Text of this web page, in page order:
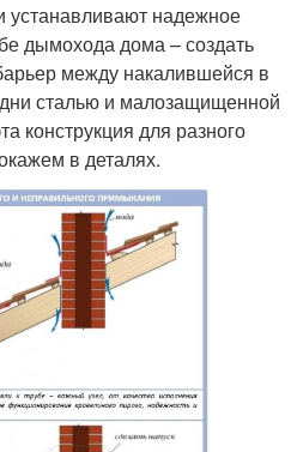
устанавливают надежное
дымохода дома – создать
между накалившейся в
сталью и малозащищенной
конструкция для разного
в деталях.